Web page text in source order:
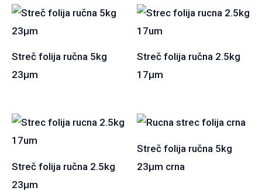
Streč folija ručna 5kg
23µm
Streč folija ručna 2.5kg
17µm
Streč folija ručna 2.5kg
23µm
Streč folija ručna 5kg
23µm crna